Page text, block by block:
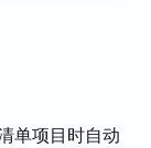
单项目时自动